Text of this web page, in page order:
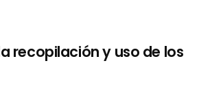
recopilación y uso de los